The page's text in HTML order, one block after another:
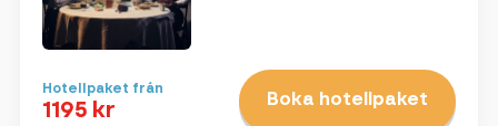
Hotellpaket från
1195 kr Boka hotellpaket